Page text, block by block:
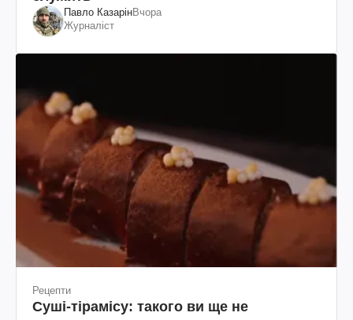
Павло КазарінВчора
Журналіст
Рецепти
Суші-тірамісу: такого ви ще не